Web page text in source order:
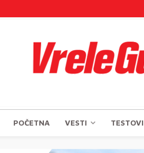
POČETNA VESTI TESTOVI